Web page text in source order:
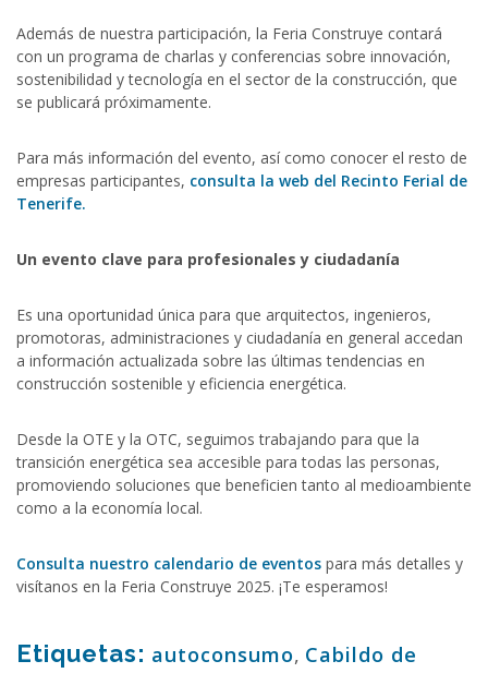
Además de nuestra participación, la Feria Construye contará
con un programa de charlas y conferencias sobre innovación,
sostenibilidad y tecnología en el sector de la construcción, que
se publicará próximamente.
Para más información del evento, así como conocer el resto de
empresas participantes, consulta la web del Recinto Ferial de
Tenerife.
Un evento clave para profesionales y ciudadanía
Es una oportunidad única para que arquitectos, ingenieros,
promotoras, administraciones y ciudadanía en general accedan
a información actualizada sobre las últimas tendencias en
construcción sostenible y eficiencia energética.
Desde la OTE y la OTC, seguimos trabajando para que la
transición energética sea accesible para todas las personas,
promoviendo soluciones que beneficien tanto al medioambiente
como a la economía local.
Consulta nuestro calendario de eventos para más detalles y
visítanos en la Feria Construye 2025. ¡Te esperamos!
Etiquetas: autoconsumo, Cabildo de